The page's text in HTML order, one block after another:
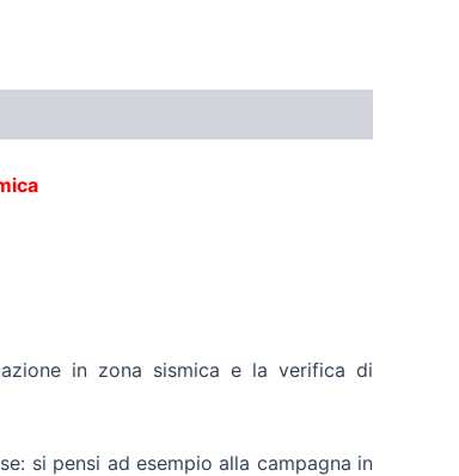
in zona sismica e la verifica di
si pensi ad esempio alla campagna in